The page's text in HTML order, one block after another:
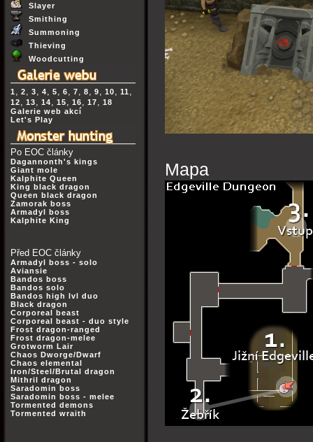
Slayer
Smithing
Summoning
Thieving
Woodcutting
1 , 2, 3, 4, 5, 6, 7, 8, 9, 10, 11 ,
12, 13, 14, 15, 16, 17, 18
Galerie web akcí
Let's Play
Po EOC články
Dagannonth's kings
Giant mole
Kalphite Queen
King black dragon
Queen black dragon
Zamorak boss
Armadyl boss
Kalphite King
Před EOC články
Armadyl boss - solo
Aviansie
Bandos boss
Bandos solo
Bandos high lvl duo
Black dragon
Corporeal beast
Corporeal beast - duo style
Frost dragon-ranged
Frost dragon-melee
Grotworm Lair
Chaos Dworge/Dwarf
Chaos elemental
Iron/Steel/Brutal dragon
Mithril dragon
Saradomin boss
Saradomin boss - melee
Tormented demons
Tormented wraith
Mapa